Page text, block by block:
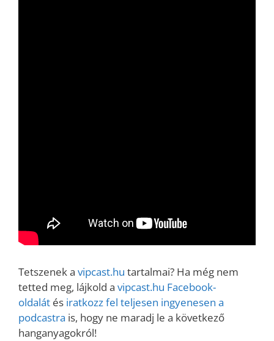
Tetszenek a vipcast.hu tartalmai? Ha még nem
tetted meg, lájkold a vipcast.hu Facebook-
oldalát és iratkozz fel teljesen ingyenesen a
podcastra is, hogy ne maradj le a következő
hanganyagokról!